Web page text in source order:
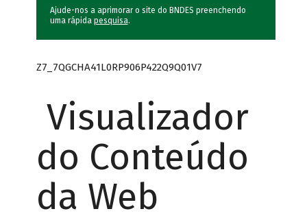
Ajude-nos a aprimorar o site do BNDES preenchendo
uma rápida pesquisa.
Z7_7QGCHA41L0RP906P422Q9Q01V7
Visualizador
do Conteúdo
da Web